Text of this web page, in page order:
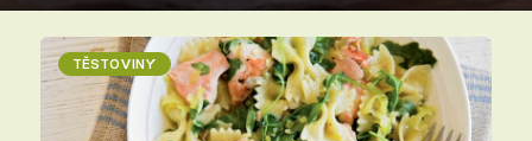
TĚSTOVINY